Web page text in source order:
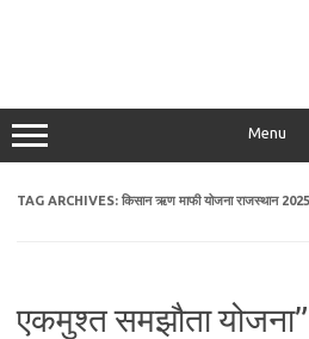
Menu
TAG ARCHIVES: किसान ऋण माफी योजना राजस्थान 2025
एकमुश्त समझौता